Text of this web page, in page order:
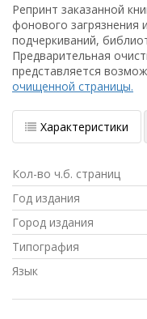
Репринт заказанной
фонового загрязнения
подчеркиваний,
Предварительная
представляется
очищенной страницы.
Характеристики
Кол-во ч.б. страниц
Год издания
Город издания
Типография
Язык